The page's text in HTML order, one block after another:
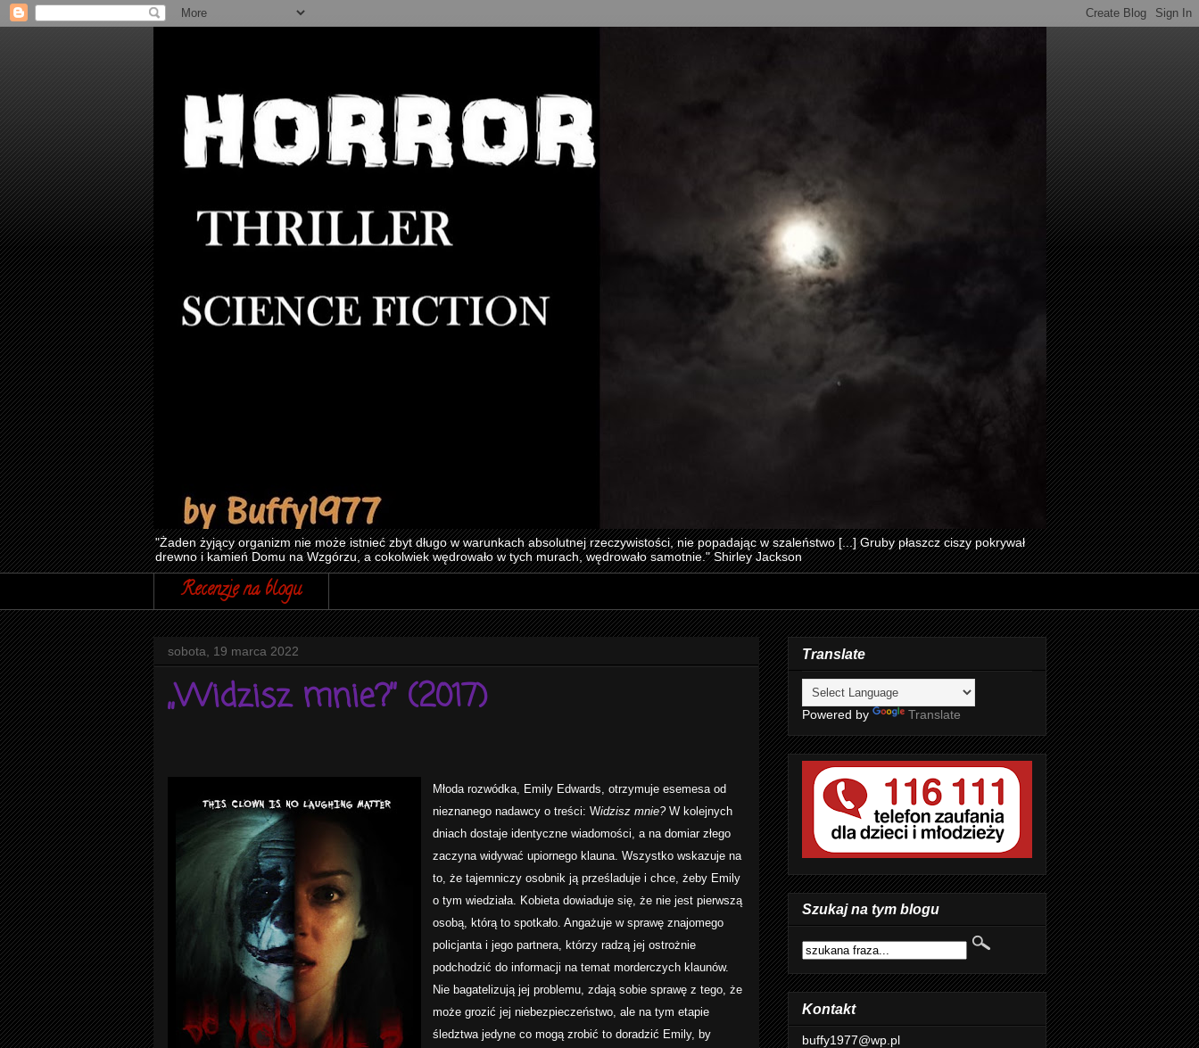
"Żaden żyjący organizm nie może istnieć zbyt długo w warunkach absolutnej rzeczywistości, nie popadając w szaleństwo [...] Gruby płaszcz ciszy pokrywał
drewno i kamień Domu na Wzgórzu, a cokolwiek wędrowało w tych murach, wędrowało samotnie." Shirley Jackson
Recenzje na blogu
sobota, 19 marca 2022
„Widzisz mnie?” (2017)
Młoda rozwódka, Emily Edwards, otrzymuje esemesa od
nieznanego nadawcy o treści: Widzisz mnie? W kolejnych
dniach dostaje identyczne wiadomości, a na domiar złego
zaczyna widywać upiornego klauna. Wszystko wskazuje na
to, że tajemniczy osobnik ją prześladuje i chce, żeby Emily
o tym wiedziała. Kobieta dowiaduje się, że nie jest pierwszą
osobą, którą to spotkało. Angażuje w sprawę znajomego
policjanta i jego partnera, którzy radzą jej ostrożnie
podchodzić do informacji na temat morderczych klaunów.
Nie bagatelizują jej problemu, zdają sobie sprawę z tego, że
może grozić jej niebezpieczeństwo, ale na tym etapie
śledztwa jedyne co mogą zrobić to doradzić Emily, by
Translate
Powered by Translate
Szukaj na tym blogu
Kontakt
buffy1977@wp.pl